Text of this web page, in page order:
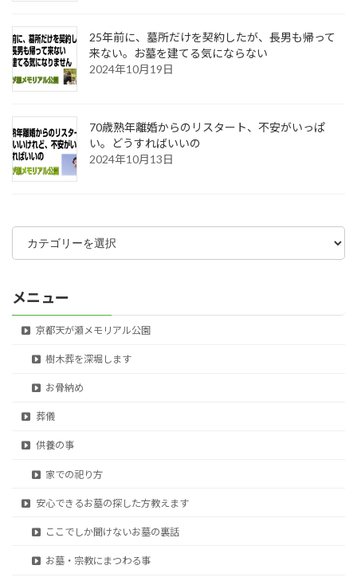
25年前に、墓所だけを契約したが、長男も帰って
来ない。お墓を建てる気にならない
2024年10月19日
70歳熟年離婚からのリスタート、不安がいっぱ
い。どうすればいいの
2024年10月13日
カ
ゴ
ー
メニュー
京都天が瀬メモリアル公園
樹木葬を深堀します
お骨納め
葬儀
供養の事
家での祀り方
安心できるお墓の探した方教えます
ここでしか聞けないお墓の裏話
お墓・宗教にまつわる事